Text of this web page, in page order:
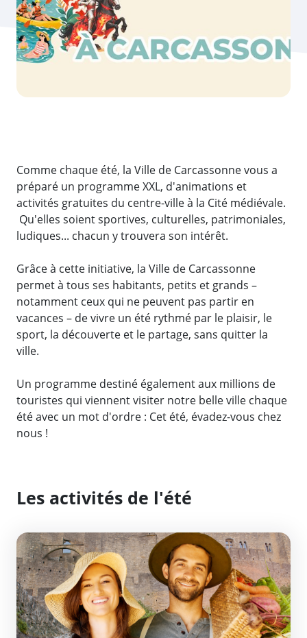
Comme chaque été, la Ville de Carcassonne vous a
préparé un programme XXL, d'animations et
activités gratuites du centre-ville à la Cité médiévale.
Qu'elles soient sportives, culturelles, patrimoniales,
ludiques... chacun y trouvera son intérêt.
Grâce à cette initiative, la Ville de Carcassonne
permet à tous ses habitants, petits et grands –
notamment ceux qui ne peuvent pas partir en
vacances – de vivre un été rythmé par le plaisir, le
sport, la découverte et le partage, sans quitter la
ville.
Un programme destiné également aux millions de
touristes qui viennent visiter notre belle ville chaque
été avec un mot d'ordre : Cet été, évadez-vous chez
nous !
Les activités de l'été
Marchés des Producteurs de Pays